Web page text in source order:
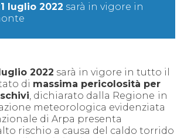
luglio 2022 sarà in vigore in
2022 sarà in vigore in tutto il
di massima pericolosità per
, dichiarato dalla Regione in
meteorologica evidenziata
di Arpa presenta
rischio a causa del caldo torrido